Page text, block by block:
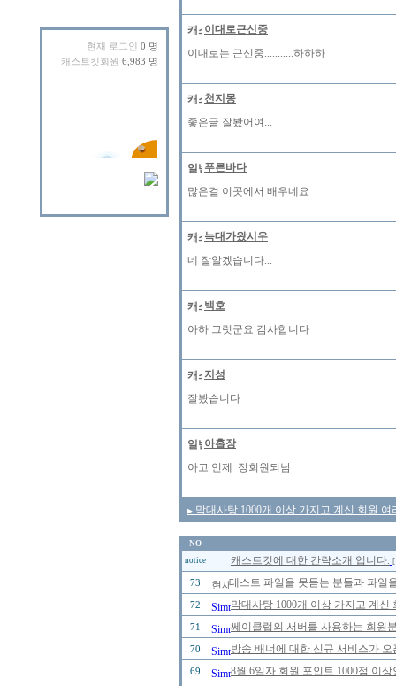
현재 로그인 0 명
캐스트킷회원 6,983 명
이대로근신중
이대로는 근신중...........하하하
천지몽
좋은글 잘봤어여...
푸른바다
많은걸 이곳에서 배우네요
늑대가왔시우
네 잘알겠습니다...
백호
아하 그럿군요 감사합니다
지성
잘봤습니다
아홉장
아고 언제 정회원되남
▶ 막대사탕 1000개 이상 가지고 계신 회원
NO
notice
캐스트킷에 대한 간략소개 입니다.
73 테스트 파일을 못듣는 분들과 파일
72 막대사탕 1000개 이상 가지고 계
71 쎄이클럽의 서버를 사용하는 회원
70 방송 배너에 대한 신규 서비스가
69 8월 6일자 회원 포인트 1000점 이